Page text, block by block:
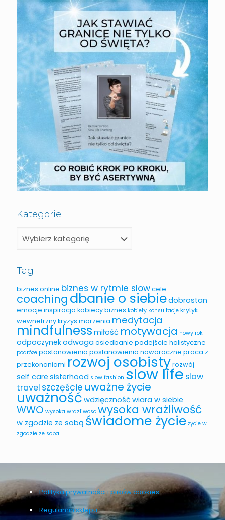
Kategorie
Tagi
biznes online biznes w rytmie slowcele
coaching dbanie o siebiedobrostan
emocje inspiracja kobiecy biznes kobiety konsultacje krytyk
wewnetrznykryzys marzenia medytacja
mindfulness miłość motywacja nowy rok
odpoczynekodwaga osiedbanie podejście holistyczne
podróże postanowienia postanowienia noworoczne praca z
przekonaniami rozwoj osobistyrozwój
self care sisterhood slow fashion slow life slow
travel szczęście uważne życie
uważność wdzięczność wiara w siebie
WWO wysoka wrazliwosc wysoka wrażliwość
w zgodzie ze sobą świadome życie życie w
zgodzie ze soba
Polityka prywatności i plików cookies
Regulamin sklepu